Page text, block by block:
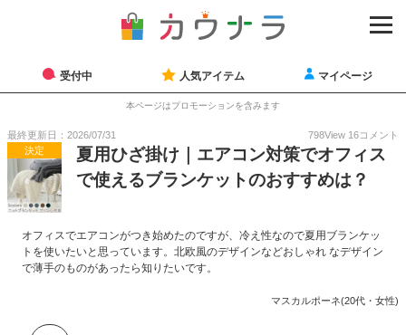
受付中 人気アイテム マイページ
本ページはプロモーションを含みます
最終更新日：2026/07/31 798View 16コメント
決定
夏用ひざ掛け｜エアコン対策でオフィス
で使えるブランケットのおすすめは？
オフィスでエアコンがつき始めたのですが、冷え性なので夏用ブランケッ
トを使いたいと思っています。北欧風のデザインなどおしゃれ なデザイン
で薄手のものがあったら知りたいです。
マスカルポーネ(20代・女性)